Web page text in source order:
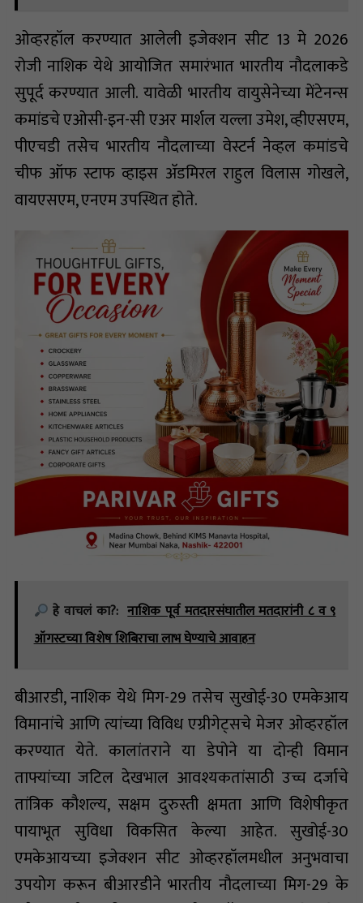
ओव्हरहॉल करण्यात आलेली इजेक्शन सीट 13 मे 2026
रोजी नाशिक येथे आयोजित समारंभात भारतीय नौदलाकडे
सुपूर्द करण्यात आली. यावेळी भारतीय वायुसेनेच्या मेंटेनन्स
कमांडचे एओसी-इन-सी एअर मार्शल यल्ला उमेश, व्हीएसएम,
पीएचडी तसेच भारतीय नौदलाच्या वेस्टर्न नेव्हल कमांडचे
चीफ ऑफ स्टाफ व्हाइस अ‍ॅडमिरल राहुल विलास गोखले,
वायएसएम, एनएम उपस्थित होते.
हे वाचलं का?: नाशिक पूर्व मतदारसंघातील मतदारांनी ८ व ९
ऑगस्टच्या विशेष शिबिराचा लाभ घेण्याचे आवाहन
बीआरडी, नाशिक येथे मिग-29 तसेच सुखोई-30 एमकेआय
विमानांचे आणि त्यांच्या विविध एग्रीगेट्सचे मेजर ओव्हरहॉल
करण्यात येते. कालांतराने या डेपोने या दोन्ही विमान
ताफ्यांच्या जटिल देखभाल आवश्यकतांसाठी उच्च दर्जाचे
तांत्रिक कौशल्य, सक्षम दुरुस्ती क्षमता आणि विशेषीकृत
पायाभूत सुविधा विकसित केल्या आहेत. सुखोई-30
एमकेआयच्या इजेक्शन सीट ओव्हरहॉलमधील अनुभवाचा
उपयोग करून बीआरडीने भारतीय नौदलाच्या मिग-29 के